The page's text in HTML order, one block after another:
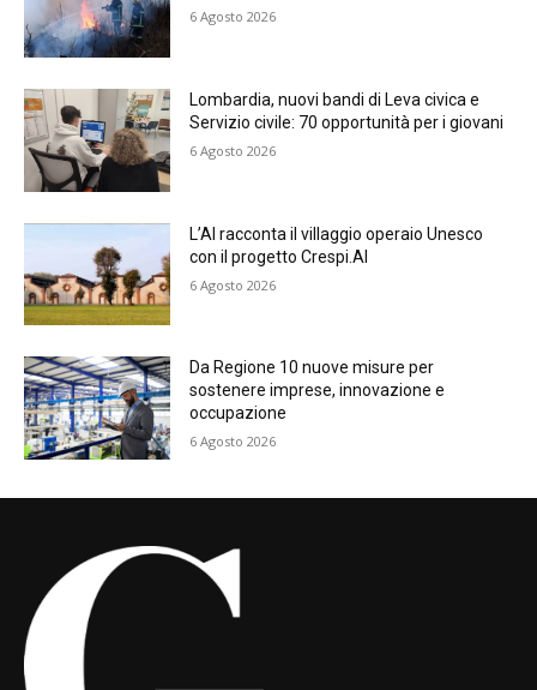
6 Agosto 2026
Lombardia, nuovi bandi di Leva civica e
Servizio civile: 70 opportunità per i giovani
6 Agosto 2026
L’AI racconta il villaggio operaio Unesco
con il progetto Crespi.AI
6 Agosto 2026
Da Regione 10 nuove misure per
sostenere imprese, innovazione e
occupazione
6 Agosto 2026